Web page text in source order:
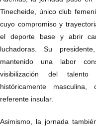
Tinecheide, único club
cuyo compromiso y
el deporte base y abrir
luchadoras. Su
mantenido una labor
visibilización del
históricamente
referente insular.
Asimismo, la jornada